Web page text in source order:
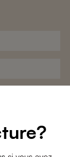
confidentialité